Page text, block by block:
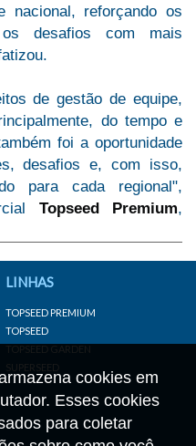
nacional, reforçando os
desafios com mais
de gestão de equipe,
do tempo e
foi a oportunidade
desafios e, com isso,
para cada regional",
Topseed Premium,
cookies em
Esses cookies
para coletar
LINHAS
TOPSEED PREMIUM
TOPSEED
TOPSEED GARDEN
SUPERSEED